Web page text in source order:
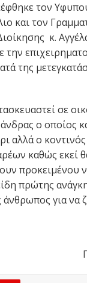
τον
και τον
κ.
της
σε
ο οποίος
αλλά ο
καθώς εκεί
προκειμένου
πρώτης
άνθρωπος για να